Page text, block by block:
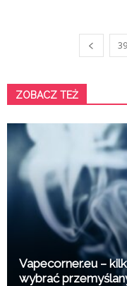
39
ZOBACZ TEŻ
Vapecorner.eu –
wybrać